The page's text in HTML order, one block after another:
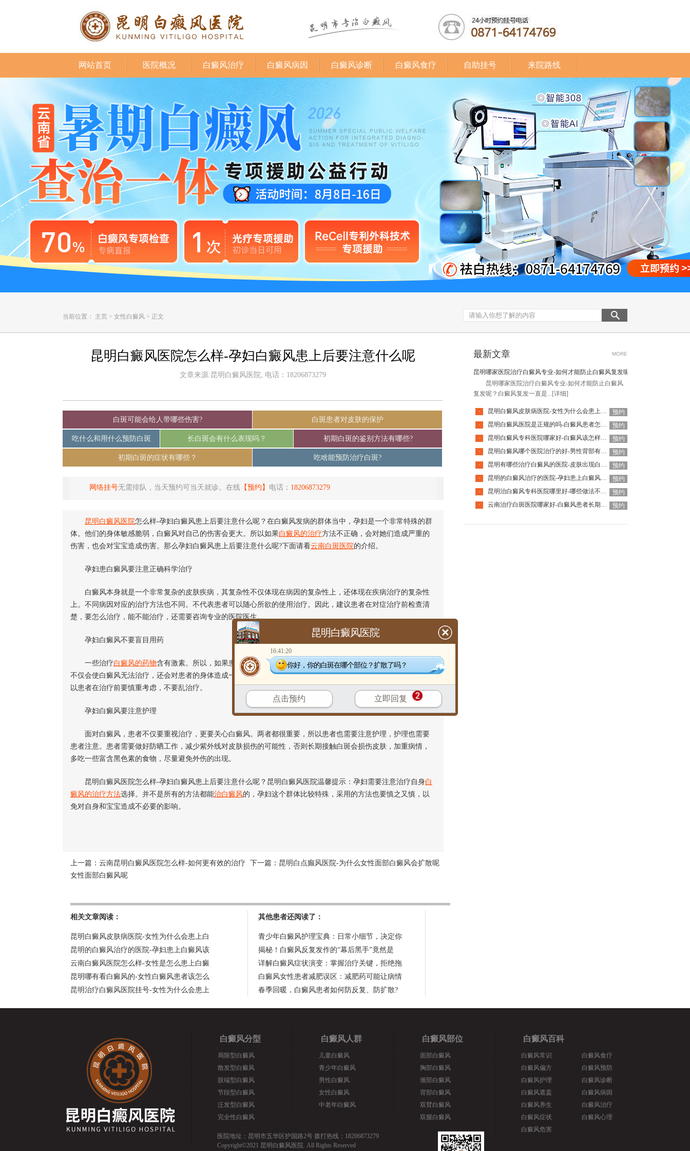
网站首页 医院概况 白癜风治疗 白癜风病因 白癜风诊断 白癜风食疗 自助挂号 来院路线
当前位置： 主页 > 女性白癜风 > 正文
昆明白癜风医院怎么样-孕妇白癜风患上后要注意什么呢
文章来源:昆明白癜风医院, 电话：18206873279
白斑可能会给人带哪些伤害? 白斑患者对皮肤的保护
吃什么和用什么预防白斑 长白斑会有什么表现吗？ 初期白斑的鉴别方法有哪些?
初期白斑的症状有哪些？ 吃啥能预防治疗白斑?
网络挂号无需排队，当天预约可当天就诊。在线 【预约】 电话： 18206873279
昆明白癜风医院怎么样-孕妇白癜风患上后要注意什么呢？在白癜风发病的群体当中，孕妇是一个非常特殊的群
体。他们的身体敏感脆弱，白癜风对自己的伤害会更大。所以如果白癜风的治疗方法不正确，会对她们造成严重的
伤害，也会对宝宝造成伤害。那么孕妇白癜风患上后要注意什么呢?下面请看云南白斑医院的介绍。
孕妇患白癜风要注意正确科学治疗
白癜风本身就是一个非常复杂的皮肤疾病，其复杂性不仅体现在病因的复杂性上，还体现在疾病治疗的复杂性
上。不同病因对应的治疗方法也不同。不代表患者可以随心所欲的使用治疗。因此，建议患者在对症治疗前检查清
楚，要怎么治疗，能不能治疗，还需要咨询专业的医院医生。
孕妇白癜风不要盲目用药
一些治疗白癜风的药物含有激素。所以，如果患者在治疗过程中随意使用，会对自己造成严重影响。盲目使用
不仅会使白癜风无法治疗，还会对患者的身体造成一些意想不到的伤害，还会影响到肚子里的宝宝，得不偿失。所
以患者在治疗前要慎重考虑，不要乱治疗。
孕妇白癜风要注意护理
面对白癜风，患者不仅要重视治疗，更要关心白癜风。两者都很重要，所以患者也需要注意护理，护理也需要
患者注意。患者需要做好防晒工作，减少紫外线对皮肤损伤的可能性，否则长期接触白斑会损伤皮肤，加重病情，
多吃一些富含黑色素的食物，尽量避免外伤的出现。
昆明白癜风医院怎么样-孕妇白癜风患上后要注意什么呢？昆明白癜风医院温馨提示：孕妇需要注意治疗自身白
癜风的治疗方法选择。并不是所有的方法都能治白癜风的，孕妇这个群体比较特殊，采用的方法也要慎之又慎，以
免对自身和宝宝造成不必要的影响。
上一篇： 云南昆明白癜风医院怎么样-如何更有效的治疗
女性面部白癜风呢
下一篇： 昆明白点癫风医院-为什么女性面部白癜风会扩散呢
相关文章阅读：
昆明白癜风皮肤病医院-女性为什么会患上白
昆明的白癜风治疗的医院-孕妇患上白癜风该
云南白癜风医院怎么样-女性是怎么患上白癜
昆明哪有看白癜风的-女性白癜风患者该怎么
昆明治疗白癜风医院挂号-女性为什么会患上
其他患者还阅读了：
青少年白癜风护理宝典：日常小细节，决定你
揭秘！白癜风反复发作的“幕后黑手”竟然是
详解白癜风症状演变：掌握治疗关键，拒绝拖
白癜风女性患者减肥误区：减肥药可能让病情
春季回暖，白癜风患者如何防反复、防扩散?
最新文章 MORE
昆明哪家医院治疗白癜风专业-如何才能防止白癜风复发呢
昆明哪家医院治疗白癜风专业-如何才能防止白癜风
复发呢？白癜风复发一直是... [详细]
· 昆明白癜风皮肤病医院-女性为什么会患上白癜风
预约
·
昆明白癜风医院是正规的吗-白癜风患者怎么做好日常护理呢
预约
·
昆明白癜风专科医院哪家好-白癜风该怎样科学治疗呢
预约
·
昆明白癜风哪个医院治疗的好-男性背部有白癜风该怎么治疗
预约
·
昆明有哪些治疗白癜风的医院-皮肤出现白癜风该怎么办
预约
·
昆明的白癜风治疗的医院-孕妇患上白癜风该如何是好
预约
·
昆明治白癜风专科医院哪里好-哪些做法不利于白癜风治疗呢
预约
·
云南治疗白斑医院哪家好-白癜风患者长期待在室内有什么影响 预约
白癜风分型
局限型白癜风
散发型白癜风
肢端型白癜风
节段型白癜风
泛发型白癜风
完全性白癜风
白癜风人群
儿童白癜风
青少年白癜风
男性白癜风
女性白癜风
中老年白癜风
白癜风部位
面部白癜风
胸部白癜风
颈部白癜风
背部白癜风
双臂白癜风
双腿白癜风
白癜风百科
白癜风常识
白癜风偏方
白癜风护理
白癜风遮盖
白癜风养生
白癜风症状
白癜风危害
白癜风食疗
白癜风预防
白癜风诊断
白癜风病因
白癜风治疗
白癜风心理
医院地址：昆明市五华区护国路2号 拨打热线：18206873279
Copyright©2021 昆明白癜风医院. All Rights Reserved
昆明白癜风医院
16:41:20
你好，你的白斑在哪个部位？扩散了吗？
点击预约 立即回复